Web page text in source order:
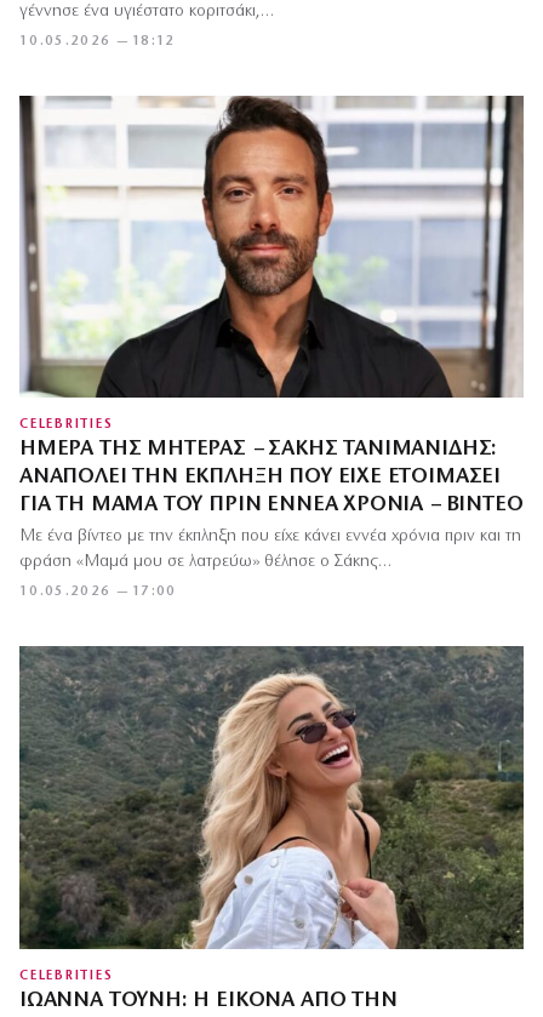
10.05.2026 — 18:12
γέννησε ένα υγιέστατο κοριτσάκι,…
CELEBRITIES
ΗΜΈΡΑ ΤΗΣ ΜΗΤΈΡΑΣ – ΣΆΚΗΣ ΤΑΝΙΜΑΝΊΔΗΣ:
ΑΝΑΠΟΛΕΊ ΤΗΝ ΈΚΠΛΗΞΗ ΠΟΥ ΕΊΧΕ ΕΤΟΙΜΆΣΕΙ
ΓΙΑ ΤΗ ΜΑΜΆ ΤΟΥ ΠΡΙΝ ΕΝΝΈΑ ΧΡΌΝΙΑ – ΒΊΝΤΕΟ
10.05.2026 — 17:00
Με ένα βίντεο με την έκπληξη που είχε κάνει εννέα χρόνια πριν και τη
φράση «Μαμά μου σε λατρεύω» θέλησε ο Σάκης…
CELEBRITIES
ΙΩΆΝΝΑ ΤΟΎΝΗ: Η ΕΙΚΌΝΑ ΑΠΌ ΤΗΝ